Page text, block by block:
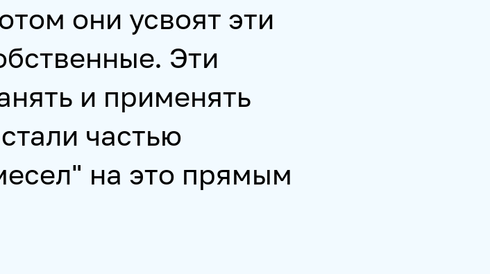
они усвоят эти
Эти
и применять
частью
на это прямым